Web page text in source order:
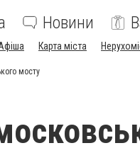
Новини
Карта міста
мосту